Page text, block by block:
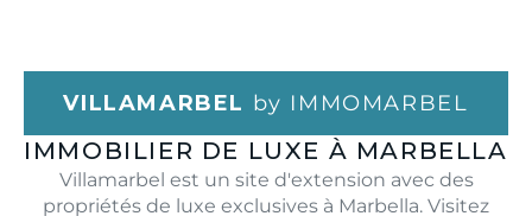
VILLAMARBEL by IMMOMARBEL
IMMOBILIER DE LUXE À MARBELLA
Villamarbel est un site d'extension avec des
propriétés de luxe exclusives à Marbella. Visitez